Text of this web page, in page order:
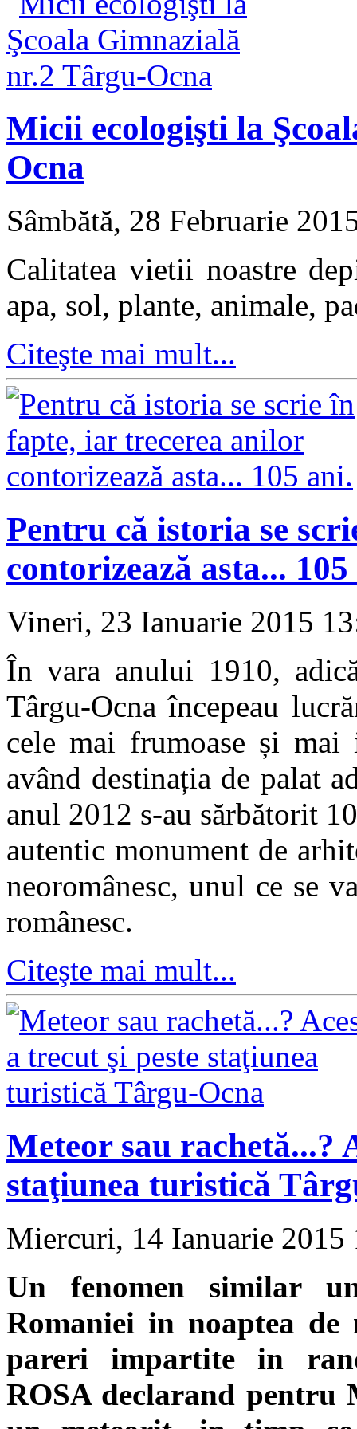
Micii ecologişti la
Ocna
Sâmbătă, 28 Februarie
Calitatea vietii noastre
apa, sol, plante, animale,
Citeşte mai mult...
Pentru că istoria se
contorizează asta...
Vineri, 23 Ianuarie 2015
În vara anului 1910,
Târgu-Ocna începeau
cele mai frumoase și
având destinația de palat
anul 2012 s-au sărbătorit
autentic monument de
neoromânesc, unul ce se
românesc.
Citeşte mai mult...
Meteor sau rachetă...?
staţiunea turistică
Miercuri, 14 Ianuarie
Un fenomen similar
Romaniei in noaptea
pareri impartite in
ROSA declarand pentru